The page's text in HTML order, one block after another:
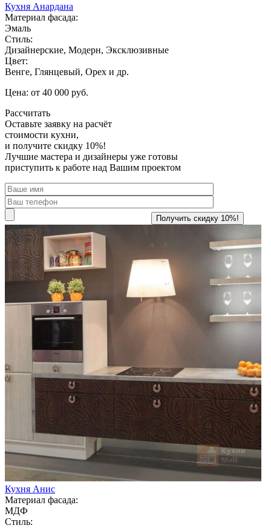
Кухня Анардана
Материал фасада:
Эмаль
Стиль:
Дизайнерские, Модерн, Эксклюзивные
Цвет:
Венге, Глянцевый, Орех и др.
Цена: от 40 000 руб.
Рассчитать
Оставьте заявку на расчёт
стоимости кухни,
и получите скидку 10%!
Лучшие мастера и дизайнеры уже готовы
приступить к работе над Вашим проектом
Кухня Анис
Материал фасада:
МДФ
Стиль: